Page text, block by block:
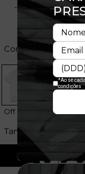
- Composição:
Cores:
Off White
Tamanhos:
M